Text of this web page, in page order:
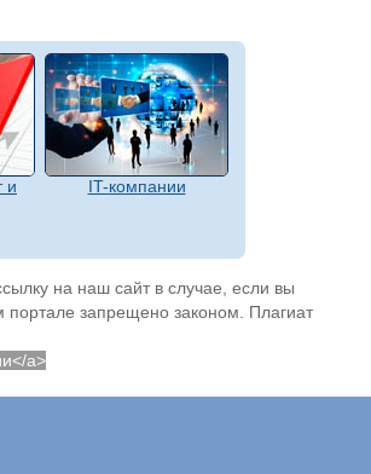
и
IT-компании
на наш сайт в случае, если вы
портале запрещено законом. Плагиат
a>